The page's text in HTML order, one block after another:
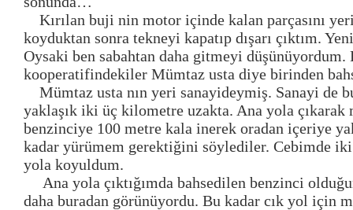
Kırılan buji nin motor içinde kalan parçasını
koyduktan sonra tekneyi kapatıp dışarı çıktım.
Oysaki ben sabahtan daha gitmeyi düşünüyordum.
kooperatifindekiler Mümtaz usta diye birinden
Mümtaz usta nın yeri sanayideymiş. Sanayi de
yaklaşık iki üç kilometre uzakta. Ana yola
benzinciye 100 metre kala inerek oradan içeriye
kadar yürümem gerektiğini söylediler. Cebimde
yola koyuldum.
Ana yola çıktığımda bahsedilen benzinci
daha buradan görünüyordu. Bu kadar cık yol için